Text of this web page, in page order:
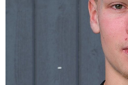
FÖLJ OSS PÅ FACEBOOK